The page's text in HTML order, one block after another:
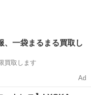
、一袋まるまる買取し
買取します
Ad